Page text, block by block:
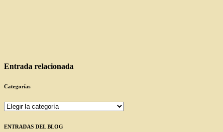
Entrada relacionada
Categorías
Categorías
ENTRADAS DEL BLOG